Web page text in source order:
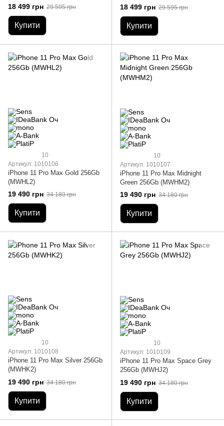
18 499 грн 29 595 грн
Купити
18 499 грн 29 595 грн
Купити
10
Артикул: 1010106
iPhone 11 Pro Max Gold 256Gb
(MWHL2)
19 490 грн 34 180 грн
Купити
10
Артикул: 1010107
iPhone 11 Pro Max Midnight
Green 256Gb (MWHM2)
19 490 грн 34 180 грн
Купити
10
Артикул: 1010108
iPhone 11 Pro Max Silver 256Gb
(MWHK2)
19 490 грн 34 180 грн
Купити
10
Артикул: 1010109
iPhone 11 Pro Max Space Grey
256Gb (MWHJ2)
19 490 грн 34 180 грн
Купити